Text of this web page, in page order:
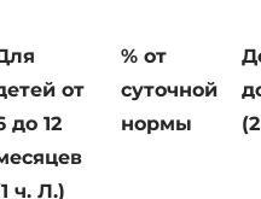
от
до 12
ч. Л.)
% от
суточной
нормы